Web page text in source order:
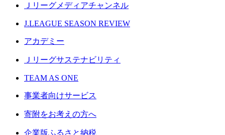
Ｊリーグメディアチャンネル
J.LEAGUE SEASON REVIEW
アカデミー
Ｊリーグサステナビリティ
TEAM AS ONE
事業者向けサービス
寄附をお考えの方へ
企業版ふるさと納税